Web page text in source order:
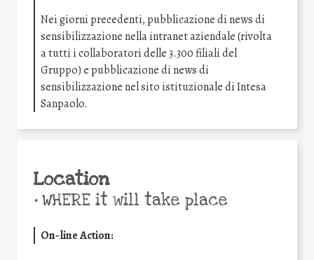
Nei giorni precedenti, pubblicazione di news di
sensibilizzazione nella intranet aziendale (rivolta
a tutti i collaboratori delle 3.300 filiali del
Gruppo) e pubblicazione di news di
sensibilizzazione nel sito istituzionale di Intesa
Sanpaolo.
Location
•WHERE it will take place
On-line Action: